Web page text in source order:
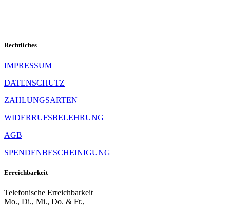
Rechtliches
IMPRESSUM
DATENSCHUTZ
ZAHLUNGSARTEN
WIDERRUFSBELEHRUNG
AGB
SPENDENBESCHEINIGUNG
Erreichbarkeit
Telefonische Erreichbarkeit
Mo., Di., Mi., Do. & Fr.,